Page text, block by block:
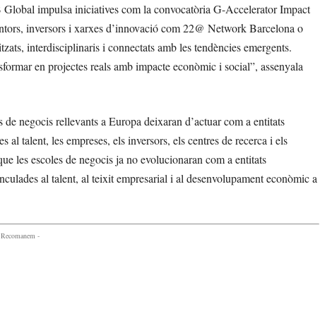
impulsa iniciatives com la convocatòria G-Accelerator Impact
inversors i xarxes d’innovació com 22@ Network Barcelona o
interdisciplinaris i connectats amb les tendències emergents.
en projectes reals amb impacte econòmic i social”, assenyala
negocis rellevants a Europa deixaran d’actuar com a entitats
al talent, les empreses, els inversors, els centres de recerca i els
les escoles de negocis ja no evolucionaran com a entitats
al talent, al teixit empresarial i al desenvolupament econòmic a
-